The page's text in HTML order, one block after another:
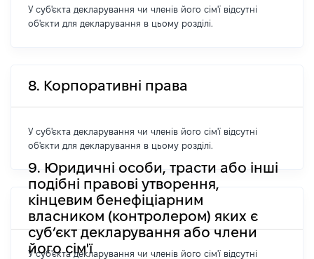
У суб'єкта декларування чи членів його сім'ї відсутні
об'єкти для декларування в цьому розділі.
8. Корпоративні права
У суб'єкта декларування чи членів його сім'ї відсутні
об'єкти для декларування в цьому розділі.
9. Юридичні особи, трасти або інші
подібні правові утворення,
кінцевим бенефіціарним
власником (контролером) яких є
суб’єкт декларування або члени
його сім'ї
У суб'єкта декларування чи членів його сім'ї відсутні